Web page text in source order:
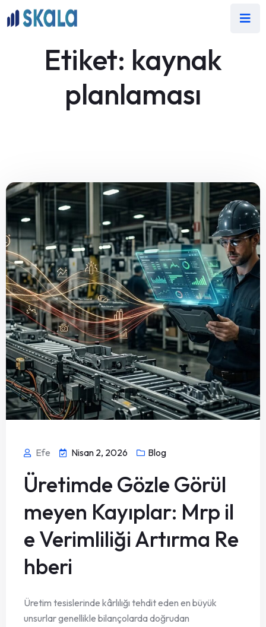
Etiket: kaynak
planlaması
Efe Nisan 2, 2026 Blog
Üretimde Gözle Görül
meyen Kayıplar: Mrp il
e Verimliliği Artırma Re
hberi
Üretim tesislerinde kârlılığı tehdit eden en büyük
unsurlar genellikle bilançolarda doğrudan